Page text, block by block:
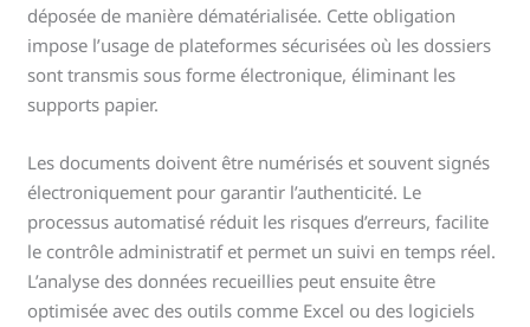
déposée de manière dématérialisée. Cette obligation
impose l’usage de plateformes sécurisées où les dossiers
sont transmis sous forme électronique, éliminant les
supports papier.
Les documents doivent être numérisés et souvent signés
électroniquement pour garantir l’authenticité. Le
processus automatisé réduit les risques d’erreurs, facilite
le contrôle administratif et permet un suivi en temps réel.
L’analyse des données recueillies peut ensuite être
optimisée avec des outils comme Excel ou des logiciels